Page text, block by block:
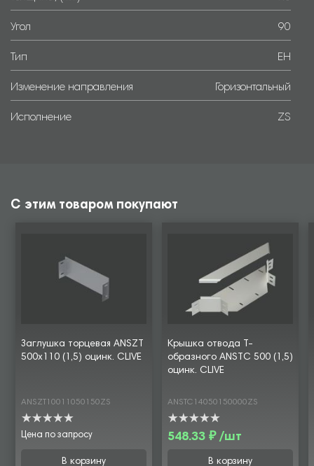
Угол 90
Тип EH
Изменение направления Горизонтальный
Исполнение ZS
С этим товаром покупают
Заглушка торцевая ANSZT
500х110 (1,5) оцинк. CLIVE
ANSZT10011050150ZS
Цена по запросу
В корзину
Крышка отвода Т-
образного ANSTC 500 (1,5)
оцинк. CLIVE
ANSTC14050150000ZS
548.33 ₽ /шт
В корзину